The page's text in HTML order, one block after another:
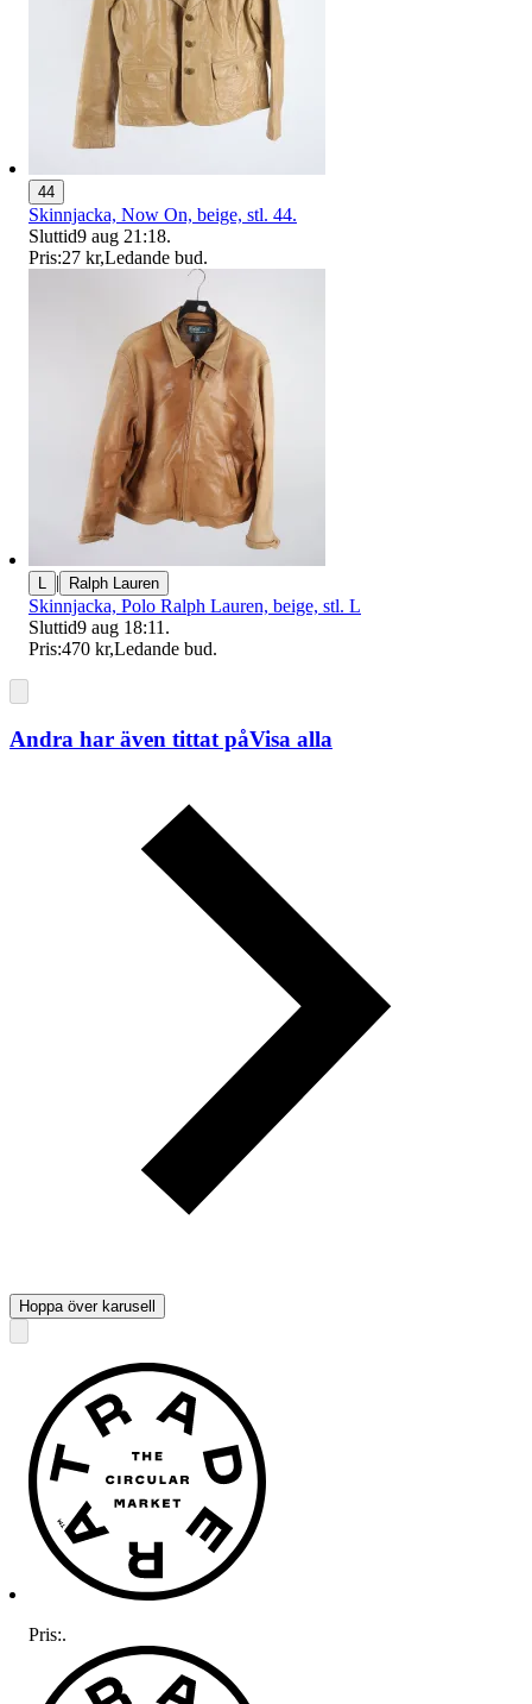
44
Skinnjacka, Now On, beige, stl. 44.
Sluttid9 aug 21:18.
Pris:27 kr,Ledande bud.
| Ralph Lauren
Skinnjacka, Polo Ralph Lauren, beige, stl. L
Sluttid9 aug 18:11 .
Pris:470 kr,Ledande bud.
Andra har även tittat påVisa alla
Hoppa över karusell
Pris:.